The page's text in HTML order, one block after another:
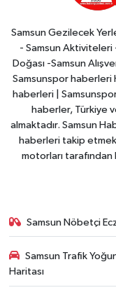
Samsun Gezilecek
- Samsun Aktiviteleri
Doğası -Samsun
Samsunspor haberleri
haberleri |
haberler, Türkiye
almaktadır. Samsun
haberleri takip
motorları
Samsun Nöbetçi
Samsun Trafik
Haritası